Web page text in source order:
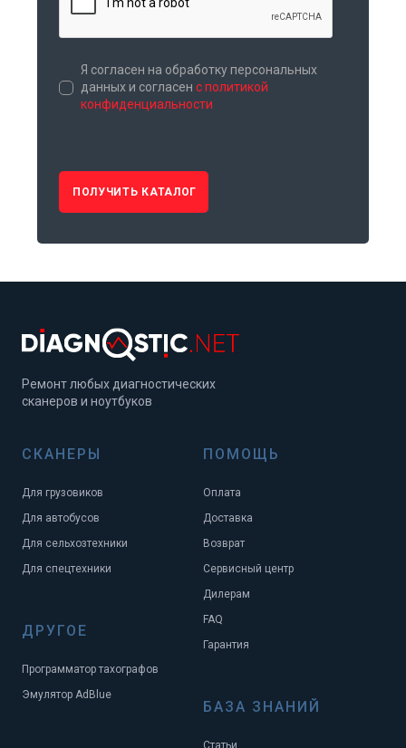
Я согласен на обработку персональных
данных и согласен с политикой
конфиденциальности
ПОЛУЧИТЬ КАТАЛОГ
Ремонт любых диагностических
сканеров и ноутбуков
СКАНЕРЫ
Для грузовиков
Для автобусов
Для сельхозтехники
Для спецтехники
ДРУГОЕ
Программатор тахографов
Эмулятор AdBlue
ПОМОЩЬ
Оплата
Доставка
Возврат
Сервисный центр
Дилерам
FAQ
Гарантия
БАЗА ЗНАНИЙ
Статьи